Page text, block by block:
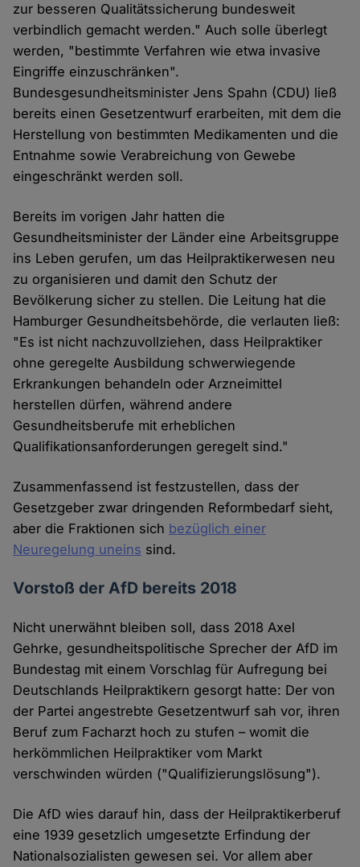
zur besseren Qualitätssicherung bundesweit
verbindlich gemacht werden." Auch solle überlegt
werden, "bestimmte Verfahren wie etwa invasive
Eingriffe einzuschränken".
Bundesgesundheitsminister Jens Spahn (CDU) ließ
bereits einen Gesetzentwurf erarbeiten, mit dem die
Herstellung von bestimmten Medikamenten und die
Entnahme sowie Verabreichung von Gewebe
eingeschränkt werden soll.
Bereits im vorigen Jahr hatten die
Gesundheitsminister der Länder eine Arbeitsgruppe
ins Leben gerufen, um das Heilpraktikerwesen neu
zu organisieren und damit den Schutz der
Bevölkerung sicher zu stellen. Die Leitung hat die
Hamburger Gesundheitsbehörde, die verlauten ließ:
"Es ist nicht nachzuvollziehen, dass Heilpraktiker
ohne geregelte Ausbildung schwerwiegende
Erkrankungen behandeln oder Arzneimittel
herstellen dürfen, während andere
Gesundheitsberufe mit erheblichen
Qualifikationsanforderungen geregelt sind."
Zusammenfassend ist festzustellen, dass der
Gesetzgeber zwar dringenden Reformbedarf sieht,
aber die Fraktionen sich bezüglich einer
Neuregelung uneins sind.
Vorstoß der AfD bereits 2018
Nicht unerwähnt bleiben soll, dass 2018 Axel
Gehrke, gesundheitspolitische Sprecher der AfD im
Bundestag mit einem Vorschlag für Aufregung bei
Deutschlands Heilpraktikern gesorgt hatte: Der von
der Partei angestrebte Gesetzentwurf sah vor, ihren
Beruf zum Facharzt hoch zu stufen – womit die
herkömmlichen Heilpraktiker vom Markt
verschwinden würden ("Qualifizierungslösung").
Die AfD wies darauf hin, dass der Heilpraktikerberuf
eine 1939 gesetzlich umgesetzte Erfindung der
Nationalsozialisten gewesen sei. Vor allem aber